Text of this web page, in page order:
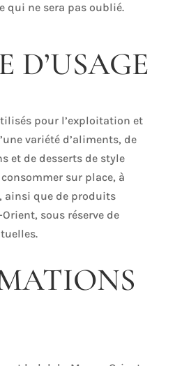
qui ne sera pas oublié.
D’USAGE
pour l’exploitation et
variété d’aliments, de
et de desserts de style
sur place, à
ainsi que de produits
sous réserve de